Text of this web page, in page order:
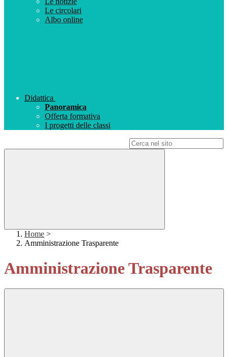
Le circolari
Albo online
Didattica
Panoramica
Offerta formativa
I progetti delle classi
Home >
Amministrazione Trasparente
Amministrazione Trasparente